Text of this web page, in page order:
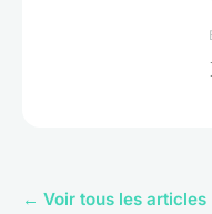
← Voir tous les